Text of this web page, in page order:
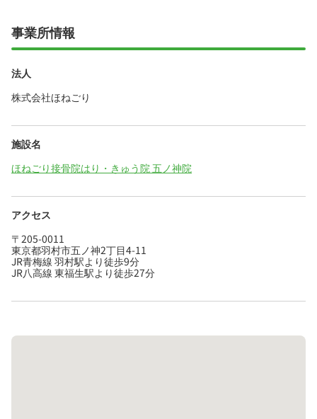
事業所情報
法人
株式会社ほねごり
施設名
ほねごり接骨院はり・きゅう院 五ノ神院
アクセス
〒205-0011
東京都羽村市五ノ神2丁目4-11
JR青梅線 羽村駅より徒歩9分
JR八高線 東福生駅より徒歩27分